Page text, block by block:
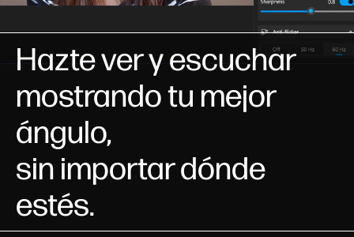
Hazte ver y escuchar
mostrando tu mejor
ángulo,
sin importar dónde
estés.